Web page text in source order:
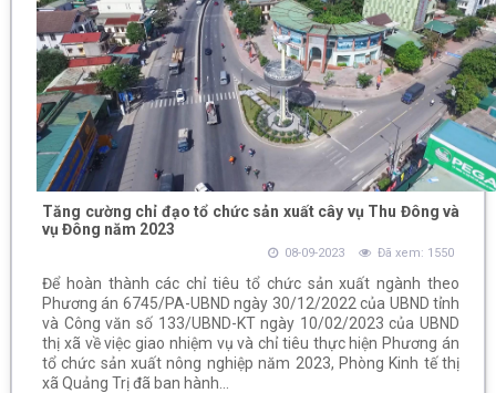
Tăng cường chỉ đạo tổ chức sản xuất cây vụ Thu Đông và
vụ Đông năm 2023
08-09-2023 Đã xem: 1550
Để hoàn thành các chỉ tiêu tổ chức sản xuất ngành theo
Phương án 6745/PA-UBND ngày 30/12/2022 của UBND tỉnh
và Công văn số 133/UBND-KT ngày 10/02/2023 của UBND
thị xã về việc giao nhiệm vụ và chỉ tiêu thực hiện Phương án
tổ chức sản xuất nông nghiệp năm 2023, Phòng Kinh tế thị
xã Quảng Trị đã ban hành...